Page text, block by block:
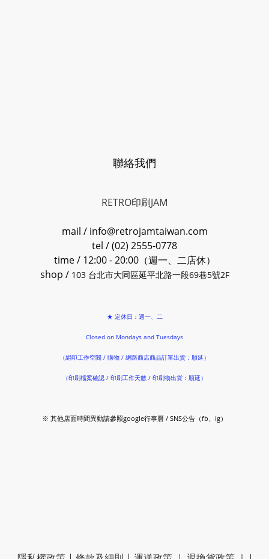
聯絡我們
RETRO印刷JAM
mail / info@retrojamtaiwan.com
tel / (02) 2555-0778
time / 12:00 - 20:00（週一、二店休）
shop / 103 台北市大同區延平北路一段69巷5號2F
★ 定休日：週一、二
Closed on Mondays and Tuesdays
（絹印工作空間 / 購物 / 網路商店商品訂單出貨：順延）
（印刷檔案確認 / 印刷工作天數 / 印刷物出貨：順延）
※ 其他店面時間異動請參照google行事曆 / SNS公告（fb、ig）